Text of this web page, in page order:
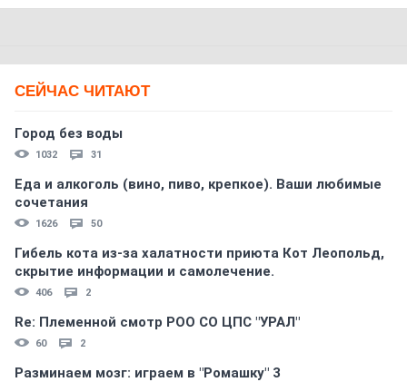
СЕЙЧАС ЧИТАЮТ
Город без воды
1032 31
Еда и алкоголь (вино, пиво, крепкое). Ваши любимые
сочетания
1626 50
Гибель кота из-за халатности приюта Кот Леопольд,
скрытиe информации и самолечение.
406 2
Re: Племеннoй смoтр РOO CO ЦПС "УРАЛ"
60 2
Разминаем мозг: играем в "Ромашку" 3